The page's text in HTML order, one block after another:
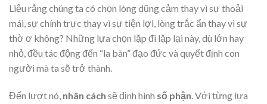
Liệu rằng chúng ta có chọn lòng dũng cảm thay vì sự thoải
mái, sự chính trực thay vì sự tiện lợi, lòng trắc ẩn thay vì sự
thờ ơ không? Những lựa chọn lặp đi lặp lại này, dù lớn hay
nhỏ, đều tác động đến “la bàn” đạo đức và quyết định con
người mà ta sẽ trở thành.
Đến lượt nó, nhân cách sẽ định hình số phận. Với từng lựa